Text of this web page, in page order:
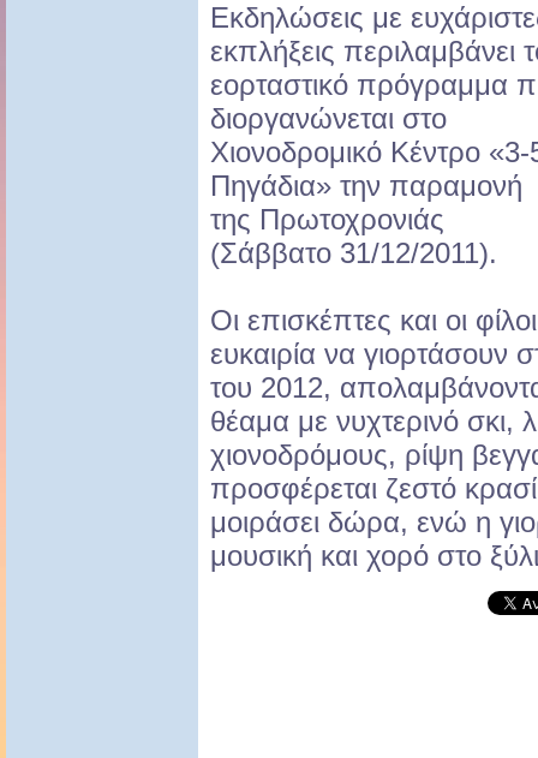
Εκδηλώσεις με
εκπλήξεις περιλαμβάνει
εορταστικό πρόγραμμα
διοργανώνεται στο
Χιονοδρομικό Κέντρο «3-
Πηγάδια» την παραμονή
της Πρωτοχρονιάς
(Σάββατο 31/12/2011).
Οι επισκέπτες και οι
ευκαιρία να γιορτάσουν
του 2012,
θέαμα με νυχτερινό
χιονοδρόμους, ρίψη
προσφέρεται ζεστό
μοιράσει δώρα, ενώ η
μουσική και χορό στο